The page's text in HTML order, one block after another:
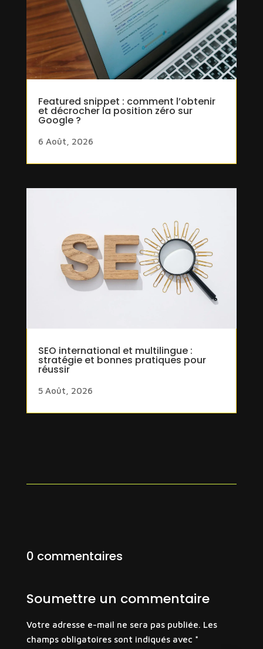
Featured snippet : comment l’obtenir
et décrocher la position zéro sur
Google ?
6 Août, 2026
SEO international et multilingue :
stratégie et bonnes pratiques pour
réussir
5 Août, 2026
0 commentaires
Soumettre un commentaire
Votre adresse e-mail ne sera pas publiée. Les
champs obligatoires sont indiqués avec *